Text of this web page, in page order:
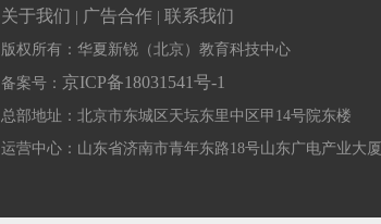
关于我们 广告合作 联系我们
版权所有：华夏新锐（北京）教育科技中心
备案号： 京ICP备18031541号-1
总部地址：北京市东城区天坛东里中区甲14号院东楼
运营中心：山东省济南市青年东路18号山东广电产业大厦